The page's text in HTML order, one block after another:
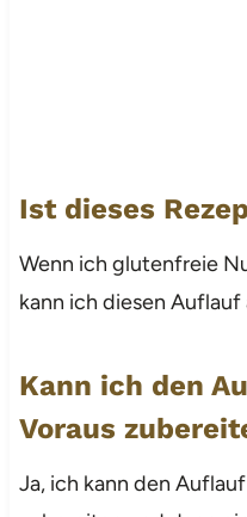
Ist dieses
Wenn ich glutenfreie
kann ich diesen
Kann ich den
Voraus
Ja, ich kann den